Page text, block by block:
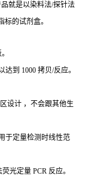
就是以染料法/探针法
的试剂盒。
到 1000 拷贝/反应。
设计 ，不会跟其他生
于定量检测时线性范
光定量 PCR 反应。